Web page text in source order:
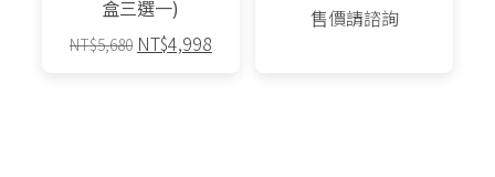
盒三選一)
NT$5,680 原
NT$4,998目
售價請諮詢